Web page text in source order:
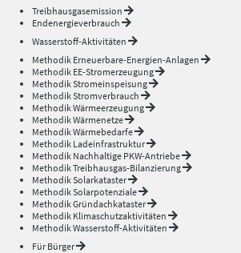
Treibhausgasemission
Endenergieverbrauch
Wasserstoff-Aktivitäten
Methodik Erneuerbare-Energien-Anlagen
Methodik EE-Stromerzeugung
Methodik Stromeinspeisung
Methodik Stromverbrauch
Methodik Wärmeerzeugung
Methodik Wärmenetze
Methodik Wärmebedarfe
Methodik Ladeinfrastruktur
Methodik Nachhaltige PKW-Antriebe
Methodik Treibhausgas-Bilanzierung
Methodik Solarkataster
Methodik Solarpotenziale
Methodik Gründachkataster
Methodik Klimaschutzaktivitäten
Methodik Wasserstoff-Aktivitäten
Für Bürger